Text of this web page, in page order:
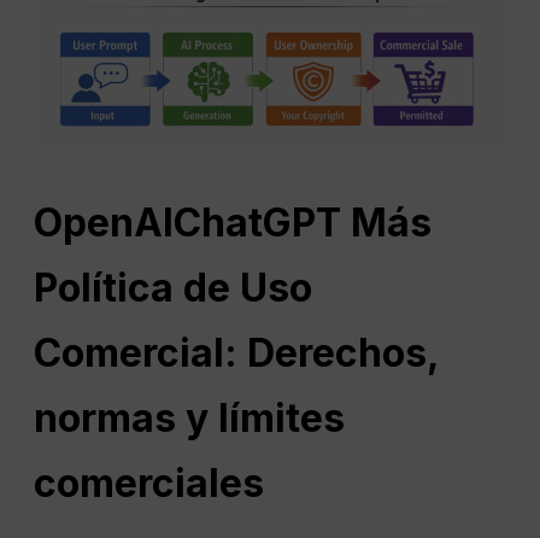
OpenAIChatGPT Más
Política de Uso
Comercial: Derechos,
normas y límites
comerciales